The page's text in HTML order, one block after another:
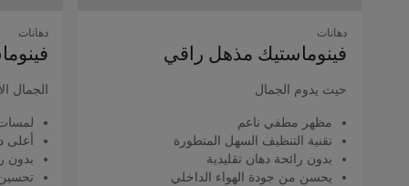
دهانات
فينوماستيك مذهل راقي
حيث يدوم الجمال
مظهر مطفي ناعم
تقنية التنظيف السهل المتطورة
بدون رائحة دهان تقليدية
يحسن من جودة الهواء الداخلي
دهانات
الجمال
أعلى
بدون